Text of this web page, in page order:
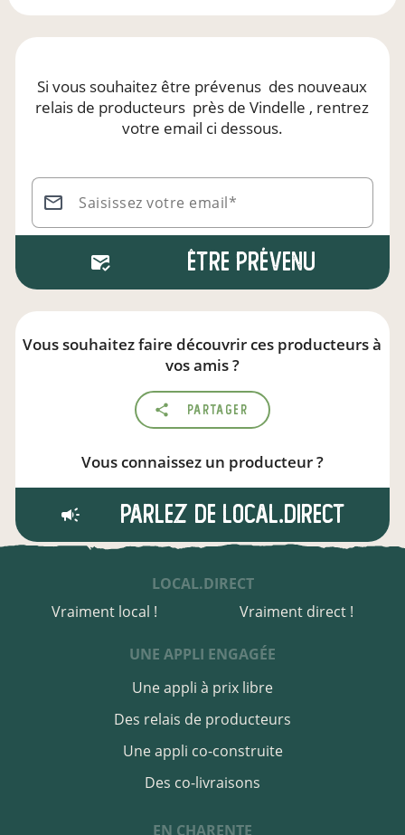
Si vous souhaitez être prévenus des nouveaux
relais de producteurs près de Vindelle , rentrez
votre email ci dessous.
Saisissez votre email*
Être prévenu
Vous souhaitez faire découvrir ces producteurs à
vos amis ?
Partager
Vous connaissez un producteur ?
Parlez de local.direct
LOCAL.DIRECT
Vraiment local !
Vraiment direct !
UNE APPLI ENGAGÉE
Une appli à prix libre
Des relais de producteurs
Des co-livraisons
Une appli co-construite
EN CHARENTE